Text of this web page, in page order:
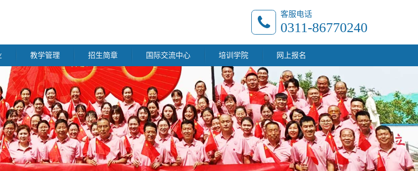
客服电话
0311-86770240
教学管理 招生简章 国际交流中心 培训学院 网上报名